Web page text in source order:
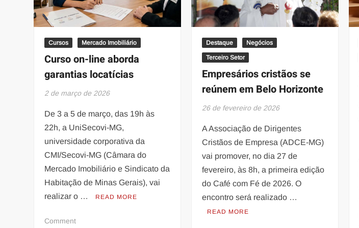
Cursos Mercado Imobiliário
Curso on-line aborda
garantias locatícias
2 de março de 2026
De 3 a 5 de março, das 19h às
22h, a UniSecovi-MG,
universidade corporativa da
CMI/Secovi-MG (Câmara do
Mercado Imobiliário e Sindicato da
Habitação de Minas Gerais), vai
realizar o …
READ MORE
Commenton
Destaque Negócios
Terceiro Setor
Empresários cristãos se
reúnem em Belo Horizonte
26 de fevereiro de 2026
A Associação de Dirigentes
Cristãos de Empresa (ADCE-MG)
vai promover, no dia 27 de
fevereiro, às 8h, a primeira edição
do Café com Fé de 2026. O
encontro será realizado …
READ MORE